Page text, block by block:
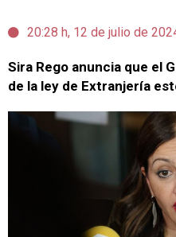
20:28 h, 12 de julio de
Sira Rego anuncia que el
de la ley de Extranjería